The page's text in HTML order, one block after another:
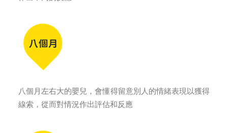
八個月左右大的嬰兒，會懂得留意別人的情緒表現以獲得
線索，從而對情況作出評估和反應